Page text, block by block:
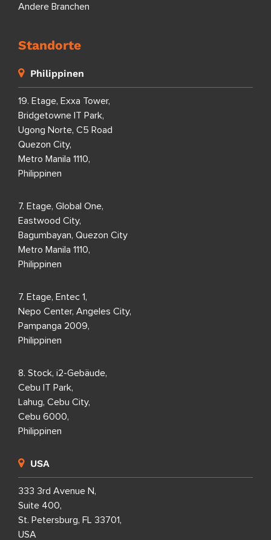
Andere Branchen
Standorte
Philippinen
19. Etage, Exxa Tower,
Bridgetowne IT Park,
Ugong Norte, C5 Road
Quezon City,
Metro Manila 1110,
Philippinen
7. Etage, Global One,
Eastwood City,
Bagumbayan, Quezon City
Metro Manila 1110,
Philippinen
7. Etage, Entec 1,
Nepo Center, Angeles City,
Pampanga 2009,
Philippinen
8. Stock, i2-Gebäude,
Cebu IT Park,
Lahug, Cebu City,
Cebu 6000,
Philippinen
USA
333 3rd Avenue N,
Suite 400,
St. Petersburg, FL 33701,
USA